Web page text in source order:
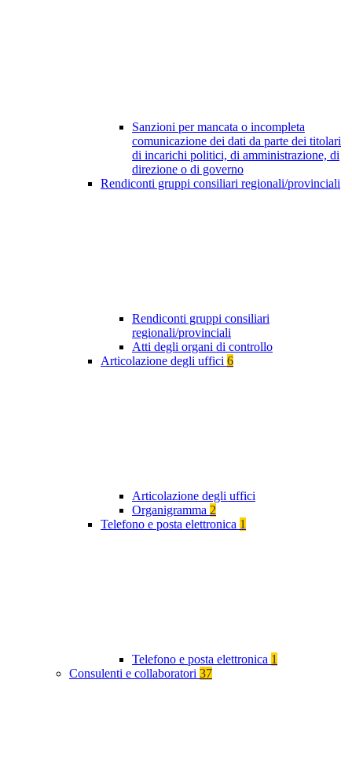
Sanzioni per mancata o incompleta
comunicazione dei dati da parte dei titolari
di incarichi politici, di amministrazione, di
direzione o di governo
Rendiconti gruppi consiliari regionali/provinciali
Rendiconti gruppi consiliari
regionali/provinciali
Atti degli organi di controllo
Articolazione degli uffici 6
Articolazione degli uffici
Organigramma 2
Telefono e posta elettronica 1
Telefono e posta elettronica 1
Consulenti e collaboratori 37